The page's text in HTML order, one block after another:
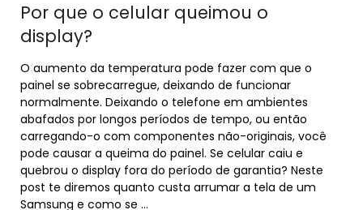
Por que o celular queimou o
display?
O aumento da temperatura pode fazer com que o
painel se sobrecarregue, deixando de funcionar
normalmente. Deixando o telefone em ambientes
abafados por longos períodos de tempo, ou então
carregando-o com componentes não-originais, você
pode causar a queima do painel. Se celular caiu e
quebrou o display fora do período de garantia? Neste
post te diremos quanto custa arrumar a tela de um
Samsung e como se …